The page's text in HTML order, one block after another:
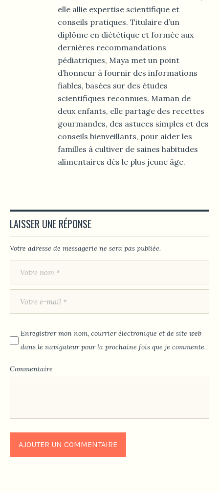
elle allie expertise scientifique et
conseils pratiques. Titulaire d’un
diplôme en diététique et formée aux
dernières recommandations
pédiatriques, Maya met un point
d’honneur à fournir des informations
fiables, basées sur des études
scientifiques reconnues. Maman de
deux enfants, elle partage des recettes
gourmandes, des astuces simples et des
conseils bienveillants, pour aider les
familles à cultiver de saines habitudes
alimentaires dès le plus jeune âge.
LAISSER UNE RÉPONSE
Votre adresse de messagerie ne sera pas publiée.
Enregistrer mon nom, courrier électronique et de site web
dans le navigateur pour la prochaine fois que je commente.
Commentaire